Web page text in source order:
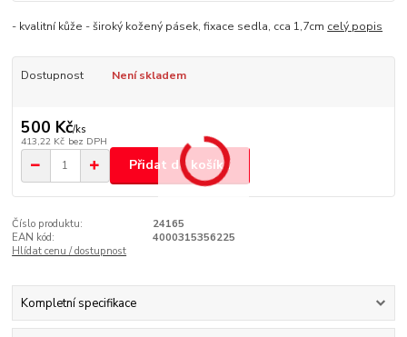
- kvalitní kůže - široký kožený pásek, fixace sedla, cca 1,7cm celý popis
Dostupnost Není skladem
500 Kč/ks
413,22 Kč bez DPH
Přidat do košíku
Číslo produktu:
24165
EAN kód:
4000315356225
Hlídat cenu / dostupnost
Kompletní specifikace